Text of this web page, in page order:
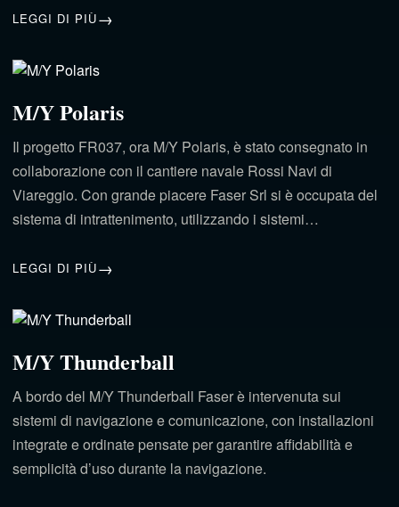
LEGGI DI PIÙ
M/Y Polaris
Il progetto FR037, ora M/Y Polaris, è stato consegnato in
collaborazione con il cantiere navale Rossi Navi di
Viareggio. Con grande piacere Faser Srl si è occupata del
sistema di intrattenimento, utilizzando i sistemi…
LEGGI DI PIÙ
M/Y Thunderball
A bordo del M/Y Thunderball Faser è intervenuta sui
sistemi di navigazione e comunicazione, con installazioni
integrate e ordinate pensate per garantire affidabilità e
semplicità d’uso durante la navigazione.